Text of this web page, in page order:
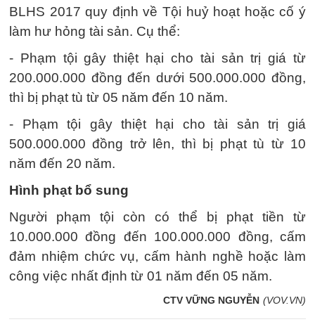
BLHS 2017 quy định về Tội huỷ hoạt hoặc cố ý
làm hư hỏng tài sản. Cụ thể:
- Phạm tội gây thiệt hại cho tài sản trị giá từ
200.000.000 đồng đến dưới 500.000.000 đồng,
thì bị phạt tù từ 05 năm đến 10 năm.
- Phạm tội gây thiệt hại cho tài sản trị giá
500.000.000 đồng trở lên, thì bị phạt tù từ 10
năm đến 20 năm.
Hình phạt bổ sung
Người phạm tội còn có thể bị phạt tiền từ
10.000.000 đồng đến 100.000.000 đồng, cấm
đảm nhiệm chức vụ, cấm hành nghề hoặc làm
công việc nhất định từ 01 năm đến 05 năm.
CTV VỮNG NGUYỄN (VOV.VN)